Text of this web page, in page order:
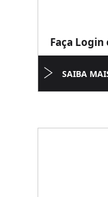
Faça Login
SAIBA